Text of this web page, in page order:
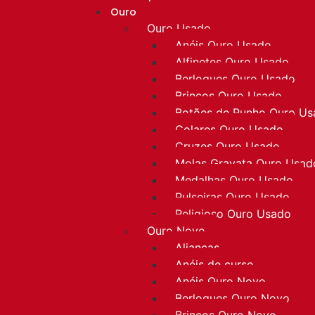
Ouro
Ouro Usado
Anéis Ouro Usado
Alfinetes Ouro Usado
Berloques Ouro Usado
Brincos Ouro Usado
Botões de Punho Ouro
Colares Ouro Usado
Cruzes Ouro Usado
Molas Gravata Ouro
Medalhas Ouro Usado
Pulseiras Ouro Usado
Religioso Ouro Usado
Ouro Novo
Alianças
Anéis de curso
Anéis Ouro Novo
Berloques Ouro Novo